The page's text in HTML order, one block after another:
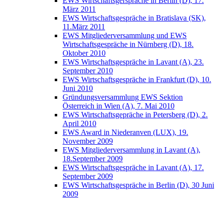
März 2011
EWS Wirtschaftsgespräche in Bratislava (SK),
11.März 2011
EWS Mitgliederversammlung und EWS
Wirtschaftsgespräche in Nürnberg (D), 18.
Oktober 2010
EWS Wirtschaftsgespräche in Lavant (A), 23.
September 2010
EWS Wirtschaftsgespräche in Frankfurt (D), 10.
Juni 2010
Gründungsversammlung EWS Sektion
Österreich in Wien (A), 7. Mai 2010
EWS Wirtschaftsgepräche in Petersberg (D), 2.
April 2010
EWS Award in Niederanven (LUX), 19.
November 2009
EWS Mitgliederversammlung in Lavant (A),
18.September 2009
EWS Wirtschaftsgespräche in Lavant (A), 17.
September 2009
EWS Wirtschaftsgespräche in Berlin (D), 30 Juni
2009